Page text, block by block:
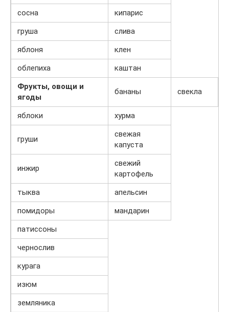
сосна
кипарис
груша
слива
яблоня
клен
облепиха
каштан
Фрукты, овощи и
ягоды
бананы свекла
яблоки хурма
груши
свежая
капуста
инжир
свежий
картофель
тыква
апельсин
помидоры
мандарин
патиссоны
чернослив
курага
изюм
земляника